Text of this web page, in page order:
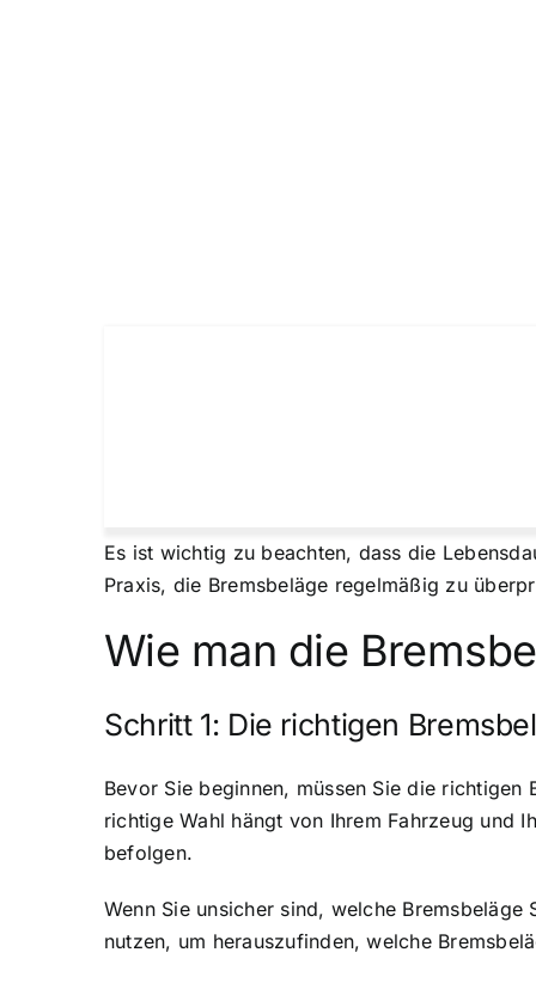
Es ist wichtig zu beachten, dass die
Praxis, die Bremsbeläge regelmäßig zu
Wie man die
Schritt 1: Die richtigen
Bevor Sie beginnen, müssen Sie die
richtige Wahl hängt von Ihrem Fahrzeug und
befolgen.
Wenn Sie unsicher sind, welche
nutzen, um herauszufinden, welche